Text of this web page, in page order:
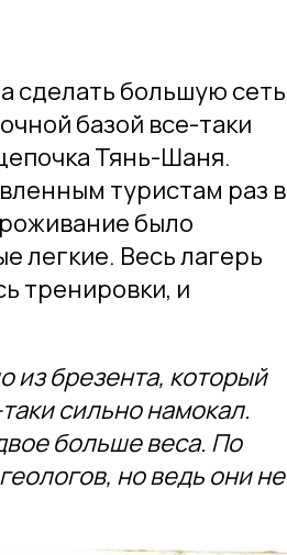
сделать большую сеть
базой все-таки
Тянь-Шаня.
туристам раз в
было
легкие. Весь лагерь
тренировки, и
из брезента, который
сильно намокал.
больше веса. По
но ведь они не